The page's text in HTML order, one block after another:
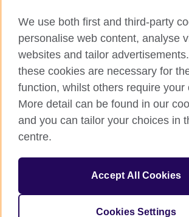
British Council globalnie
Prywatność i warunki użytkowania
Mapa strony
© 2026 British Council
British Council jest międzynarodową
We use both first and third-party
personalise web content, analyse
websites and tailor
these cookies are necessary for
function, whilst others require your
More detail can be found in our
and you can tailor your choices in
centre.
Accept All Cookies
Cookies Settings